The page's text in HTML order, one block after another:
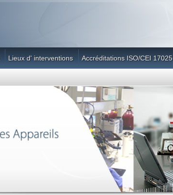
Lieux d' interventions Accréditations ISO/CEI 17025